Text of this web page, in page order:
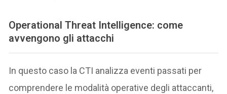
Operational Threat Intelligence: come
avvengono gli attacchi
In questo caso la CTI analizza eventi passati per
comprendere le modalità operative degli attaccanti,